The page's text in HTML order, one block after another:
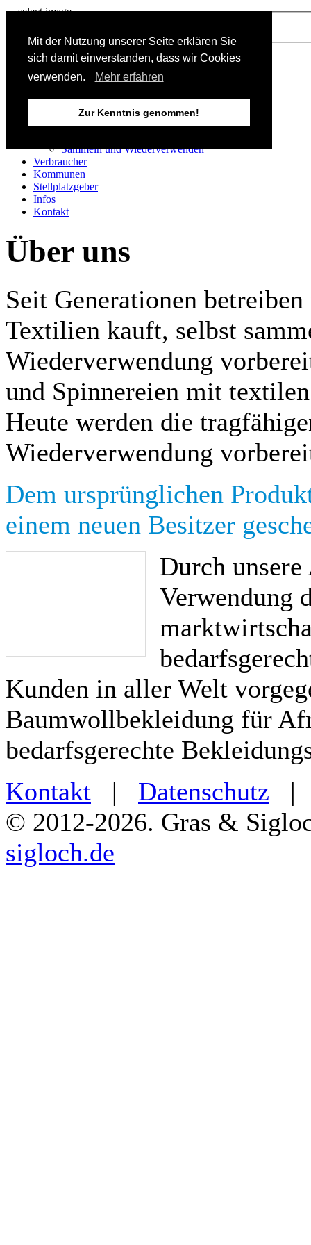
Mit der Nutzung unserer Seite erklären Sie
sich damit einverstanden, dass wir Cookies
verwenden.
Mehr erfahren
Zur Kenntnis genommen!
select image
Tooltip
Über uns
Historie
Philosophie
Sammeln und Wiederverwenden
Verbraucher
Kommunen
Stellplatzgeber
Infos
Kontakt
Über uns
Seit Generationen
Textilien kauft, selbst
Wiederverwendung
und Spinnereien mit
Heute werden die
Wiederverwendung
Dem ursprünglichen
einem neuen Besitzer
Durch
Verwendung
Kunden in aller Welt
Baumwollbekleidung für
bedarfsgerechte
Kontakt | Datenschutz
© 2012-2026. Gras &
sigloch.de